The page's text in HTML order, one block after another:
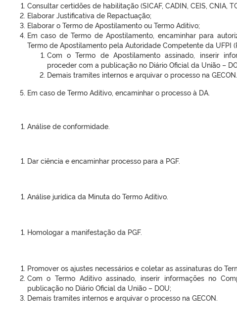
Consultar certidões de habilitação (SICAF, CADIN, CEIS, CNIA,
Elaborar Justificativa de Repactuação;
Elaborar o Termo de Apostilamento ou Termo Aditivo;
Em caso de Termo de Apostilamento, encaminhar para
Termo de Apostilamento pela Autoridade Competente da UFPI
Com o Termo de Apostilamento assinado, inserir
proceder com a publicação no Diário Oficial da União –
Demais tramites internos e arquivar o processo na GECON.
Em caso de Termo Aditivo, encaminhar o processo à DA.
Análise de conformidade.
Dar ciência e encaminhar processo para a PGF.
Análise jurídica da Minuta do Termo Aditivo.
Homologar a manifestação da PGF.
Promover os ajustes necessários e coletar as assinaturas do
Com o Termo Aditivo assinado, inserir informações no
publicação no Diário Oficial da União – DOU;
Demais tramites internos e arquivar o processo na GECON.